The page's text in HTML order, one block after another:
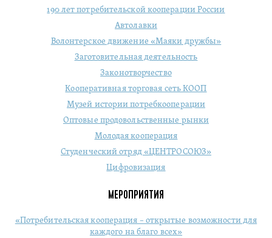
190 лет потребительской кооперации России
Автолавки
Волонтерское движение «Маяки дружбы»
Заготовительная деятельность
Законотворчество
Кооперативная торговая сеть КООП
Музей истории потребкооперации
Оптовые продовольственные рынки
Молодая кооперация
Студенческий отряд «ЦЕНТРОСОЮЗ»
Цифровизация
МЕРОПРИЯТИЯ
«Потребительская кооперация – открытые возможности для
каждого на благо всех»